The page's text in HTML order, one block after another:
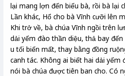
lại mang lợn đến biếu bà, rồi bà lại
Lần khác, Hổ cho bà Vĩnh cưỡi lên
Khi trở về, bà chúa Vĩnh ngồi trên
dải yếm đào thần diệu, thả bay
u tối biến mất, thay bằng đồng
canh tác. Không ai biết hai dải
nói bà chúa được tiên ban cho. Có